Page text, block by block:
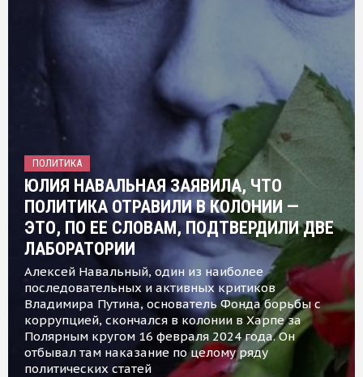
ПОЛИТИКА
ЮЛИЯ НАВАЛЬНАЯ ЗАЯВИЛА, ЧТО
ПОЛИТИКА ОТРАВИЛИ В КОЛОНИИ —
ЭТО, ПО ЕЕ СЛОВАМ, ПОДТВЕРДИЛИ ДВЕ
ЛАБОРАТОРИИ
Алексей Навальный, один из наиболее
последовательных и активных критиков
Владимира Путина, основатель Фонда борьбы с
коррупцией, скончался в колонии в Харпе за
Полярным кругом 16 февраля 2024 года. Он
отбывал там наказание по целому ряду
политических статей